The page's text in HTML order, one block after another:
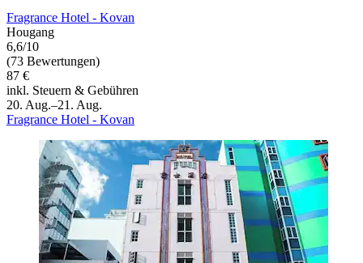
Fragrance Hotel - Kovan
Hougang
6,6/10
(73 Bewertungen)
87 €
inkl. Steuern & Gebühren
20. Aug.–21. Aug.
Fragrance Hotel - Kovan